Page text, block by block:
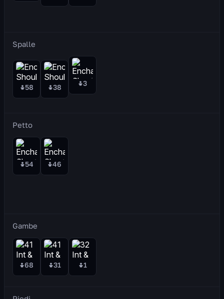
Spalle
58 38 3
Petto
54 46
Gambe
68 31 1